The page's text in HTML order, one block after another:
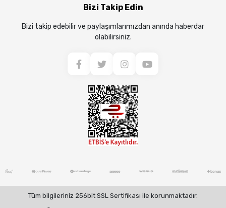
Bizi Takip Edin
Bizi takip edebilir ve paylaşımlarımızdan anında haberdar
olabilirsiniz.
Tüm bilgileriniz 256bit SSL Sertifikası ile korunmaktadır.